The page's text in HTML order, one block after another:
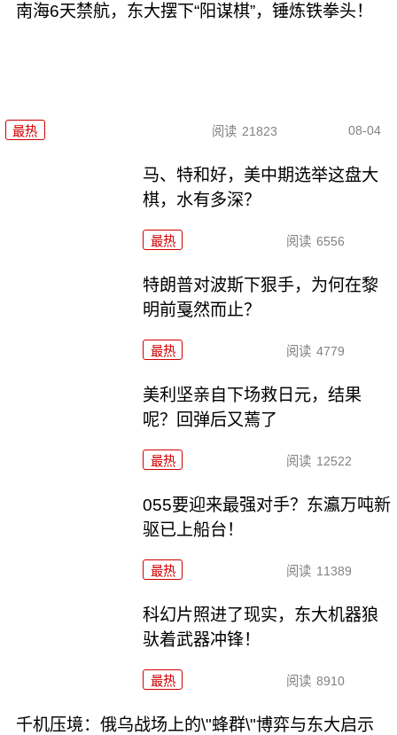
南海6天禁航，东大摆下“阳谋棋”，锤炼铁拳头！
最热 阅读 21823 08-04
马、特和好，美中期选举这盘大
棋，水有多深？
最热 阅读 6556
特朗普对波斯下狠手，为何在黎
明前戛然而止？
最热 阅读 4779
美利坚亲自下场救日元，结果
呢？回弹后又蔫了
最热 阅读 12522
055要迎来最强对手？东瀛万吨新
驱已上船台！
最热 阅读 11389
科幻片照进了现实，东大机器狼
驮着武器冲锋！
最热 阅读 8910
千机压境：俄乌战场上的\"蜂群\"博弈与东大启示